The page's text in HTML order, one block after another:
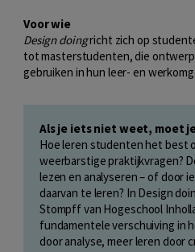
Voor wie
Design doingricht zich op
tot masterstudenten, die
gebruiken in hun leer- en
Als je iets niet weet, moet
Hoe leren studenten het best
weerbarstige praktijkvragen?
lezen en analyseren – of door
daarvan te leren? In Design
Stompff van Hogeschool
fundamentele verschuiving in
door analyse, meer leren door